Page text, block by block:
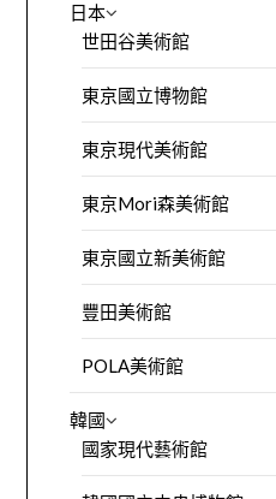
日本
世田谷美術館
東京國立博物館
東京現代美術館
東京Mori森美術館
東京國立新美術館
豐田美術館
POLA美術館
韓國
國家現代藝術館